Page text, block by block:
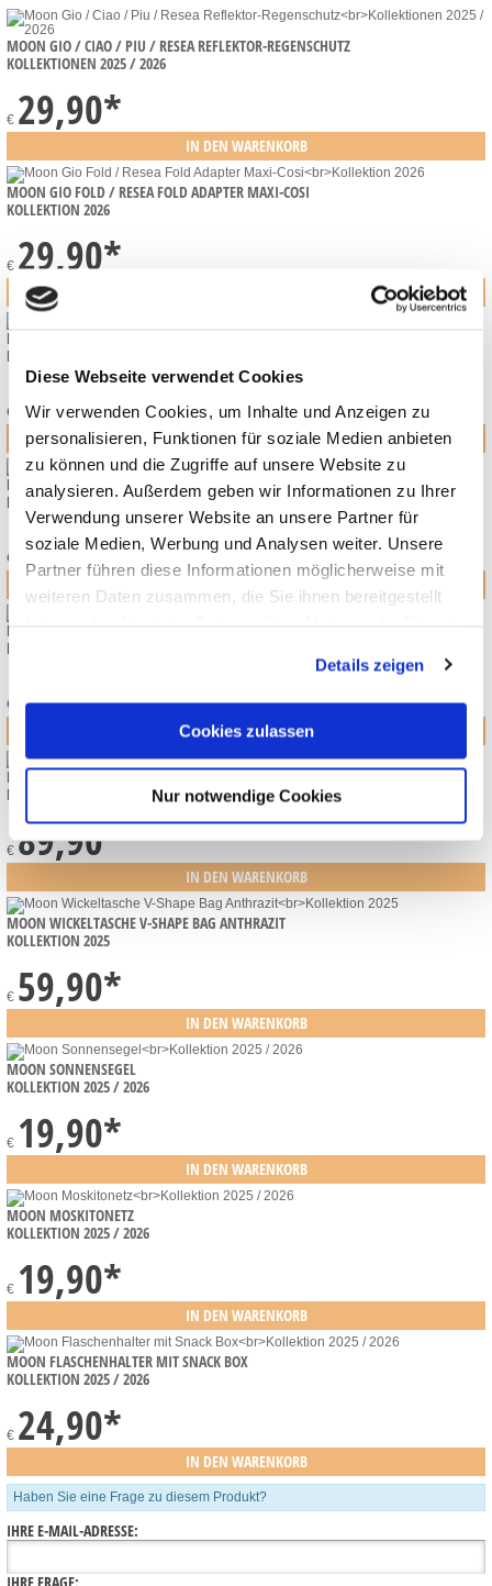
Diese Webseite verwendet Cookies
Wir verwenden Cookies, um Inhalte und Anzeigen zu
personalisieren, Funktionen für soziale Medien anbieten
zu können und die Zugriffe auf unsere Website zu
analysieren. Außerdem geben wir Informationen zu Ihrer
Verwendung unserer Website an unsere Partner für
soziale Medien, Werbung und Analysen weiter. Unsere
Partner führen diese Informationen möglicherweise mit
weiteren Daten zusammen, die Sie ihnen bereitgestellt
Details zeigen
Cookies zulassen
Nur notwendige Cookies
MOON GIO / CIAO / PIU / RESEA REFLEKTOR-REGENSCHUTZ
KOLLEKTIONEN 2025 / 2026
€ 29,90*
MOON GIO FOLD / RESEA FOLD ADAPTER MAXI-COSI
KOLLEKTION 2026
€ 29,90*
MOON PREMIUM FASHION BACKPACK
KOLLEKTION 2026
€ 89,90*
MOON PREMIUM FUSSSÄCKE
KOLLEKTION 2026
€ 89,90*
MOON PREMIUM HANDMUFFS
KOLLEKTION 2026
€ 29,90*
MOON PREMIUM FASHION BAG INKL. CLUTCH
KOLLEKTION 2026
€ 89,90*
MOON WICKELTASCHE V-SHAPE BAG ANTHRAZIT
KOLLEKTION 2025
€ 59,90*
MOON SONNENSEGEL
KOLLEKTION 2025 / 2026
€ 19,90*
MOON MOSKITONETZ
KOLLEKTION 2025 / 2026
€ 19,90*
MOON FLASCHENHALTER MIT SNACK BOX
KOLLEKTION 2025 / 2026
€ 24,90*
Haben Sie eine Frage zu diesem Produkt?
IHRE E-MAIL-ADRESSE: